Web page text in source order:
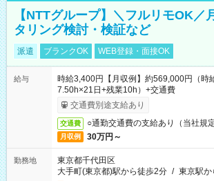
【NTTグループ】＼フルリモOK／
タリング検討・検証など
派遣 ブランクOK WEB登録・面接OK
給与
時給3,400円【月収例】約569,000円（時
7.50h×21日+残業10h）+交通費
交通費別途支給あり
交通費 ○通勤交通費の支給あり（当社規
月収例 30万円～
勤務地
東京都千代田区
大手町(東京都)駅から徒歩2分 / 東京駅